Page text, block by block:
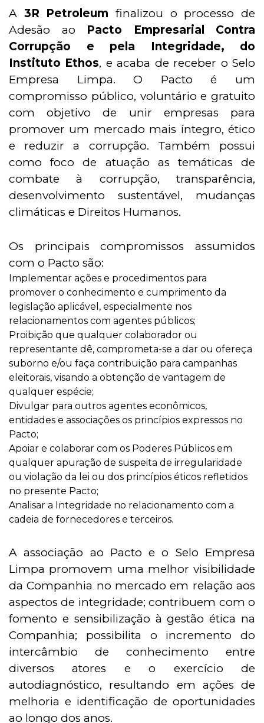
A 3R Petroleum finalizou o processo de
Adesão ao Pacto Empresarial Contra
Corrupção e pela Integridade, do
Instituto Ethos, e acaba de receber o Selo
Empresa Limpa. O Pacto é um
compromisso público, voluntário e gratuito
com objetivo de unir empresas para
promover um mercado mais íntegro, ético
e reduzir a corrupção. Também possui
como foco de atuação as temáticas de
combate à corrupção, transparência,
desenvolvimento sustentável, mudanças
climáticas e Direitos Humanos.
Os principais compromissos assumidos
com o Pacto são:
Implementar ações e procedimentos para
promover o conhecimento e cumprimento da
legislação aplicável, especialmente nos
relacionamentos com agentes públicos;
Proibição que qualquer colaborador ou
representante dê, comprometa-se a dar ou ofereça
suborno e/ou faça contribuição para campanhas
eleitorais, visando a obtenção de vantagem de
qualquer espécie;
Divulgar para outros agentes econômicos,
entidades e associações os princípios expressos no
Pacto;
Apoiar e colaborar com os Poderes Públicos em
qualquer apuração de suspeita de irregularidade
ou violação da lei ou dos princípios éticos refletidos
no presente Pacto;
Analisar a Integridade no relacionamento com a
cadeia de fornecedores e terceiros.
A associação ao Pacto e o Selo Empresa
Limpa promovem uma melhor visibilidade
da Companhia no mercado em relação aos
aspectos de integridade; contribuem com o
fomento e sensibilização à gestão ética na
Companhia; possibilita o incremento do
intercâmbio de conhecimento entre
diversos atores e o exercício de
autodiagnóstico, resultando em ações de
melhoria e identificação de oportunidades
ao longo dos anos.